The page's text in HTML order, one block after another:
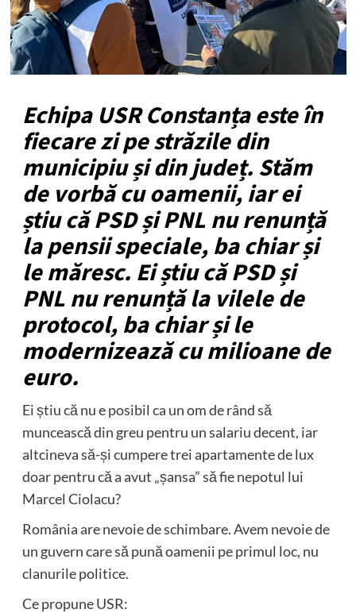
Echipa USR Constanța este în
fiecare zi pe străzile din
municipiu și din județ. Stăm
de vorbă cu oamenii, iar ei
știu că PSD și PNL nu renunță
la pensii speciale, ba chiar și
le măresc. Ei știu că PSD și
PNL nu renunță la vilele de
protocol, ba chiar și le
modernizează cu milioane de
euro.
Ei știu că nu e posibil ca un om de rând să
muncească din greu pentru un salariu decent, iar
altcineva să-și cumpere trei apartamente de lux
doar pentru că a avut „șansa” să fie nepotul lui
Marcel Ciolacu?
România are nevoie de schimbare. Avem nevoie de
un guvern care să pună oamenii pe primul loc, nu
clanurile politice.
Ce propune USR: